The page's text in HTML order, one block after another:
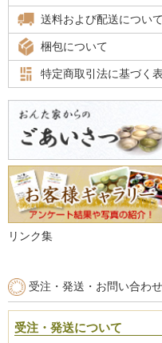
送料および配送について
梱包について
特定商取引法に基づく
リンク集
受注・発送・お問い合わ
受注・発送について